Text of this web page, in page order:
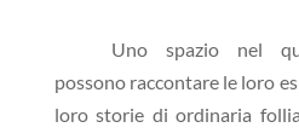
Uno spazio nel
possono raccontare le loro
loro storie di ordinaria follia